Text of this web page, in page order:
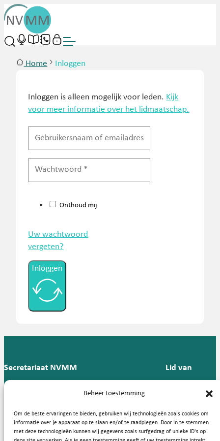
Beheer toestemming
Om de beste ervaringen te bieden, gebruiken wij technologieën zoals cookies om
informatie over je apparaat op te slaan en/of te raadplegen. Door in te stemmen
met deze technologieën kunnen wij gegevens zoals surfgedrag of unieke ID's op
Home Inloggen
Inloggen is alleen mogelijk voor leden. Kijk
voor meer informatie over het lidmaatschap.
Onthoud mij
Uw wachtwoord
vergeten?
Inloggen
Secretariaat NVMM
Groningen
T: 088 -
57
Lid van